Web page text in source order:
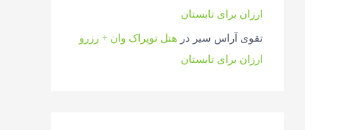
ارزان برای تابستان
تقوی آراس سیر در هتل توپراک وان + رزرو
ارزان برای تابستان